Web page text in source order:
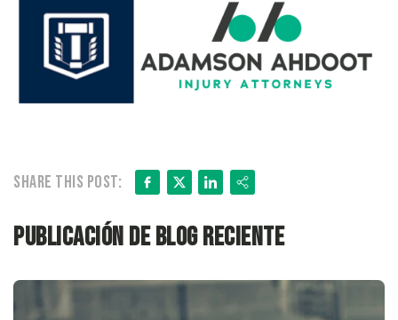
Share this post: Facebook
X LinkedIn
Share
Publicación de blog reciente